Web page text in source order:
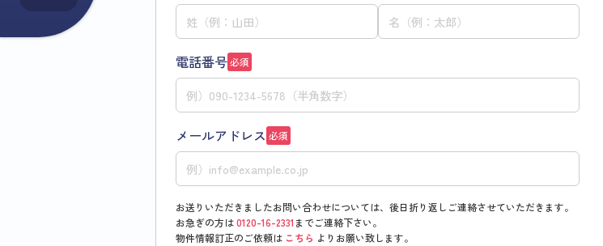
電話番号必須
メールアドレス 必須
お送りいただきましたお問い合わせについては、後日折り返しご連絡させていただきます。
お急ぎの方は0120-16-2331 までご連絡下さい。
物件情報訂正のご依頼は こちら よりお願い致します。